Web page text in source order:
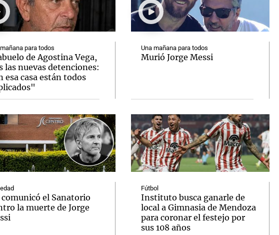
para todos
de Agostina Vega,
las nuevas detenciones:
esa casa están todos
comunicó el Sanatorio
la muerte de Jorge
Una mañana para todos
Murió Jorge Messi
Fútbol
Instituto busca ganarle de
local a Gimnasia de Mendoza
para coronar el festejo por
sus 108 años
Notas
El huracán de Arequito Cadena 3 en Groenlandia